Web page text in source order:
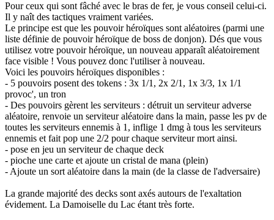
Pour ceux qui sont fâché avec le bras de fer, je vous conseil celui-ci.
Il y naît des tactiques vraiment variées.
Le principe est que les pouvoir héroïques sont aléatoires (parmi une
liste définie de pouvoir héroïque de boss de donjon). Dés que vous
utilisez votre pouvoir héroïque, un nouveau apparaît aléatoirement
face visible ! Vous pouvez donc l'utiliser à nouveau.
Voici les pouvoirs héroïques disponibles :
- 5 pouvoirs posent des tokens : 3x 1/1, 2x 2/1, 1x 3/3, 1x 1/1
provoc', un tron
- Des pouvoirs gèrent les serviteurs : détruit un serviteur adverse
aléatoire, renvoie un serviteur aléatoire dans la main, passe les pv de
toutes les serviteurs ennemis à 1, inflige 1 dmg à tous les serviteurs
ennemis et fait pop une 2/2 pour chaque serviteur mort ainsi.
- pose en jeu un serviteur de chaque deck
- pioche une carte et ajoute un cristal de mana (plein)
- Ajoute un sort aléatoire dans la main (de la classe de l'adversaire)
La grande majorité des decks sont axés autours de l'exaltation
évidement. La Damoiselle du Lac étant très forte.